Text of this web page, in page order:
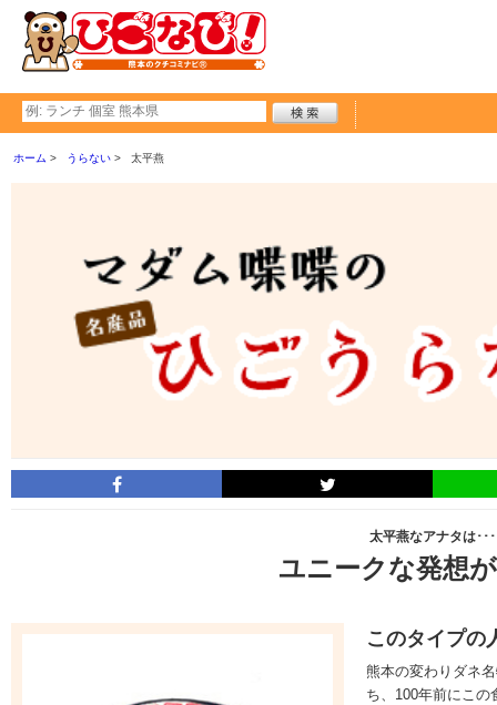
ホーム うらない 太平燕
太平燕なアナタは･･･
ユニークな発想
このタイプの
熊本の変わりダネ
ち、100年前にこ